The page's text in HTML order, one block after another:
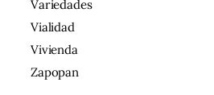
Variedades
Vialidad
Vivienda
Zapopan